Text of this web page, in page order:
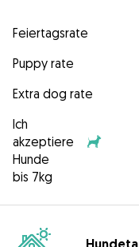
Feiertagsrate
Puppy rate
Extra dog rate
Ich
akzeptiere
Hunde
bis 7kg